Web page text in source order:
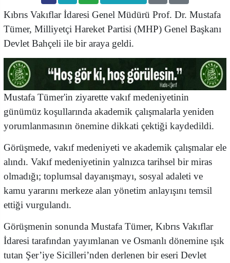
Kıbrıs Vakıflar İdaresi Genel Müdürü Prof. Dr. Mustafa
Tümer, Milliyetçi Hareket Partisi (MHP) Genel Başkanı
Devlet Bahçeli ile bir araya geldi.
Mustafa Tümer'in ziyarette vakıf medeniyetinin
günümüz koşullarında akademik çalışmalarla yeniden
yorumlanmasının önemine dikkati çektiği kaydedildi.
Görüşmede, vakıf medeniyeti ve akademik çalışmalar ele
alındı. Vakıf medeniyetinin yalnızca tarihsel bir miras
olmadığı; toplumsal dayanışmayı, sosyal adaleti ve
kamu yararını merkeze alan yönetim anlayışını temsil
ettiği vurgulandı.
Görüşmenin sonunda Mustafa Tümer, Kıbrıs Vakıflar
İdaresi tarafından yayımlanan ve Osmanlı dönemine ışık
tutan Şer’iye Sicilleri’nden derlenen bir eseri Devlet